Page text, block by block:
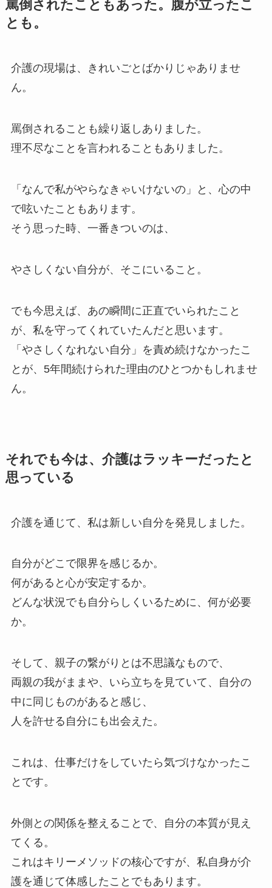
罵倒されたこともあった。腹が立ったこ
とも。
介護の現場は、きれいごとばかりじゃありませ
ん。
罵倒されることも繰り返しありました。
理不尽なことを言われることもありました。
「なんで私がやらなきゃいけないの」と、心の中
で呟いたこともあります。
そう思った時、一番きついのは、
やさしくない自分が、そこにいること。
でも今思えば、あの瞬間に正直でいられたこと
が、私を守ってくれていたんだと思います。
「やさしくなれない自分」を責め続けなかったこ
とが、5年間続けられた理由のひとつかもしれませ
ん。
それでも今は、介護はラッキーだったと
思っている
介護を通じて、私は新しい自分を発見しました。
自分がどこで限界を感じるか。
何があると心が安定するか。
どんな状況でも自分らしくいるために、何が必要
か。
そして、親子の繋がりとは不思議なもので、
両親の我がままや、いら立ちを見ていて、自分の
中に同じものがあると感じ、
人を許せる自分にも出会えた。
これは、仕事だけをしていたら気づけなかったこ
とです。
外側との関係を整えることで、自分の本質が見え
てくる。
これはキリーメソッドの核心ですが、私自身が介
護を通じて体感したことでもあります。